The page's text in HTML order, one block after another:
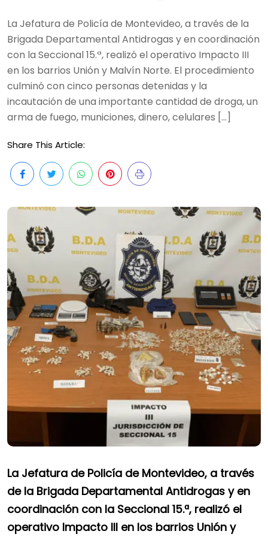
La Jefatura de Policía de Montevideo, a través de la
Brigada Departamental Antidrogas y en coordinación
con la Seccional 15.ª, realizó el operativo Impacto III
en los barrios Unión y Malvín Norte. El procedimiento
culminó con cinco personas detenidas y la
incautación de una importante cantidad de droga, un
arma de fuego, municiones, dinero, celulares […]
Share This Article:
La Jefatura de Policía de Montevideo, a través
de la Brigada Departamental Antidrogas y en
coordinación con la Seccional 15.ª, realizó el
operativo Impacto III en los barrios Unión y